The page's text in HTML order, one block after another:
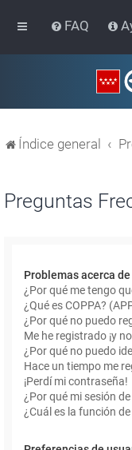
FAQ
Índice general
Preguntas
Problemas acerca
¿Por qué me tengo
¿Qué es COPPA?
¿Por qué no puedo
Me he registrado ¡y
¿Por qué no puedo
Hace un tiempo me
¡Perdí mi contraseña!
¿Por qué mi sesión
¿Cuál es la función